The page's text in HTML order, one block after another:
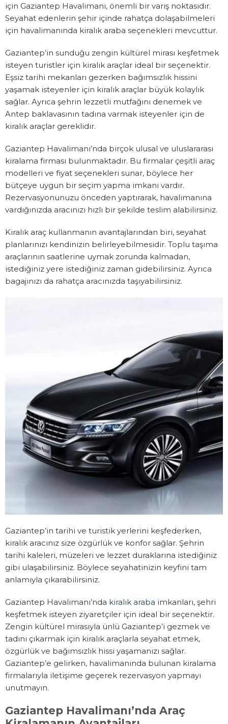
için Gaziantep Havalimanı, önemli bir varış noktasıdır.
Seyahat edenlerin şehir içinde rahatça dolaşabilmeleri
için havalimanında kiralık araba seçenekleri mevcuttur.
Gaziantep’in sunduğu zengin kültürel mirası keşfetmek
isteyen turistler için kiralık araçlar ideal bir seçenektir.
Eşsiz tarihi mekanları gezerken bağımsızlık hissini
yaşamak isteyenler için kiralık araçlar büyük kolaylık
sağlar. Ayrıca şehrin lezzetli mutfağını denemek ve
Antep baklavasının tadına varmak isteyenler için de
kiralık araçlar gereklidir.
Gaziantep Havalimanı’nda birçok ulusal ve uluslararası
kiralama firması bulunmaktadır. Bu firmalar çeşitli araç
modelleri ve fiyat seçenekleri sunar, böylece her
bütçeye uygun bir seçim yapma imkanı vardır.
Rezervasyonunuzu önceden yaptırarak, havalimanına
vardığınızda aracınızı hızlı bir şekilde teslim alabilirsiniz.
Kiralık araç kullanmanın avantajlarından biri, seyahat
planlarınızı kendinizin belirleyebilmesidir. Toplu taşıma
araçlarının saatlerine uymak zorunda kalmadan,
istediğiniz yere istediğiniz zaman gidebilirsiniz. Ayrıca
bagajınızı da rahatça aracınızda taşıyabilirsiniz.
Gaziantep’in tarihi ve turistik yerlerini keşfederken,
kiralık aracınız size özgürlük ve konfor sağlar. Şehrin
tarihi kaleleri, müzeleri ve lezzet duraklarına istediğiniz
gibi ulaşabilirsiniz. Böylece seyahatinizin keyfini tam
anlamıyla çıkarabilirsiniz.
Gaziantep Havalimanı’nda kiralık araba imkanları, şehri
keşfetmek isteyen ziyaretçiler için ideal bir seçenektir.
Zengin kültürel mirasıyla ünlü Gaziantep’i gezmek ve
tadını çıkarmak için kiralık araçlarla seyahat etmek,
özgürlük ve bağımsızlık hissi yaşamanızı sağlar.
Gaziantep’e gelirken, havalimanında bulunan kiralama
firmalarıyla iletişime geçerek rezervasyon yapmayı
unutmayın.
Gaziantep Havalimanı’nda Araç